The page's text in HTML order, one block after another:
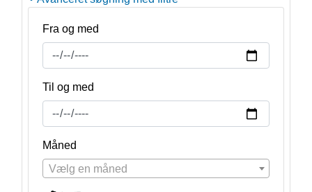
Fra og med
Til og med
Måned
Vælg en måned